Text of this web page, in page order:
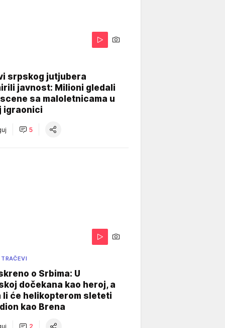
srpskog jutjubera
javnost: Milioni gledali
sa maloletnicama u
igraonici
5
o Srbima: U
dočekana kao heroj, a
li će helikopterom sleteti
kao Brena
2